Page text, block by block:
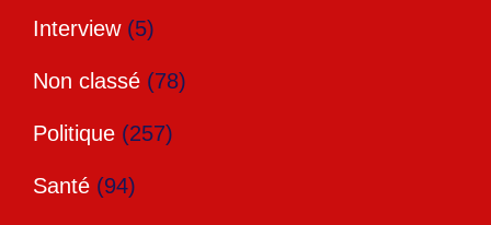
Interview(5)
Non classé (78)
Politique (257)
Santé (94)